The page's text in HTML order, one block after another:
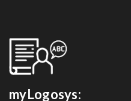
myLogosys: